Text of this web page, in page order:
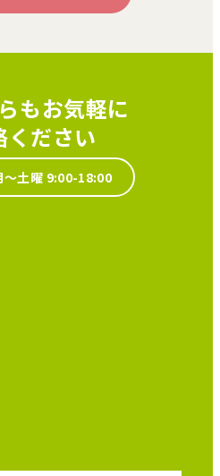
もお気軽に
ください
～土曜 9:00-18:00